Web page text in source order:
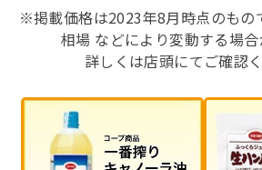
※掲載価格は2023年8月時点のもの
相場 などにより変動する場合
詳しくは店頭にてご確認く